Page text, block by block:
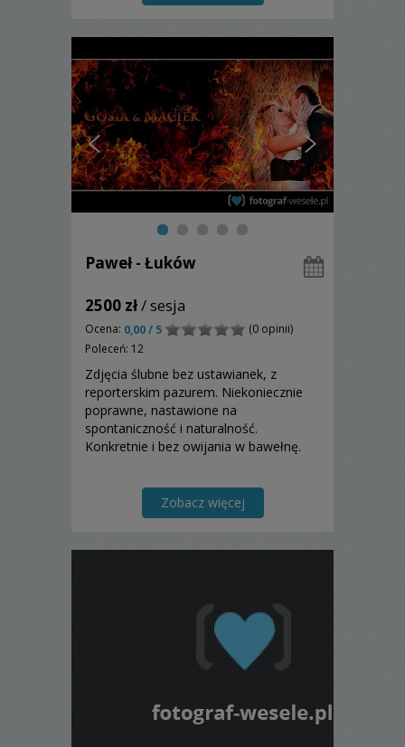
Paweł - Łuków
2500 zł/ sesja
Ocena: 0,00 / 5
(0 opinii)
Poleceń: 12
Zdjęcia ślubne bez ustawianek, z
reporterskim pazurem. Niekoniecznie
poprawne, nastawione na
spontaniczność i naturalność.
Konkretnie i bez owijania w bawełnę.
Zobacz więcej